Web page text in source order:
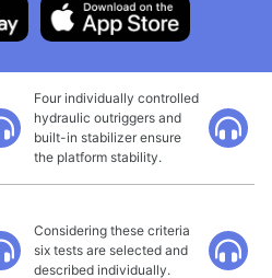
Four individually controlled
hydraulic outriggers and
built-in stabilizer ensure
the platform stability.
Considering these criteria
six tests are selected and
described individually.